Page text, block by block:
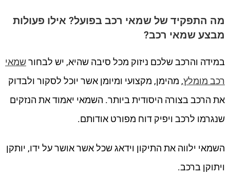
מה התפקיד של שמאי רכב בפועל? אילו פעולות
מבצע שמאי רכב?
במידה והרכב שלכם ניזוק מכל סיבה שהיא, יש לבחורשמאי
רכב מומלץ, מהימן, מקצועי ומיומן אשר יוכל לסקור ולבדוק
את הרכב בצורה היסודית ביותר. השמאי יאמוד את הנזקים
שנגרמו לרכב ויפיק דוח מפורט אודותם.
השמאי ילווה את התיקון וידאג שכל אשר אושר על ידו, יותקן
ויתוקן ברכב.